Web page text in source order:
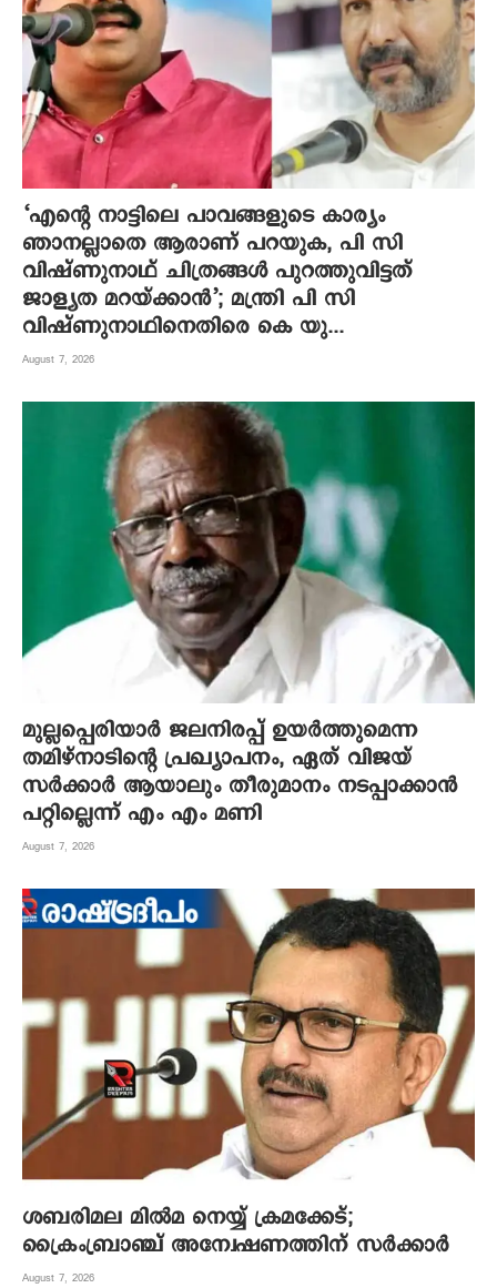
‘എന്റെ നാട്ടിലെ പാവങ്ങളുടെ കാര്യം
ഞാനല്ലാതെ ആരാണ് പറയുക, പി സി
വിഷ്‌ണുനാഥ് ചിത്രങ്ങൾ പുറത്തുവിട്ടത്
ജാള്യത മറയ്ക്കാൻ’; മന്ത്രി പി സി
വിഷ്ണുനാഥിനെതിരെ കെ യു...
August 7, 2026
മുല്ലപ്പെരിയാർ ജലനിരപ്പ് ഉയർത്തുമെന്ന
തമിഴ്നാടിന്റെ പ്രഖ്യാപനം, ഏത് വിജയ്
സർക്കാർ ആയാലും തീരുമാനം നടപ്പാക്കാൻ
പറ്റില്ലെന്ന് എം എം മണി
August 7, 2026
ശബരിമല മില്‍മ നെയ്യ് ക്രമക്കേട്;
ക്രൈംബ്രാഞ്ച് അന്വേഷണത്തിന് സര്‍ക്കാര്‍
August 7, 2026